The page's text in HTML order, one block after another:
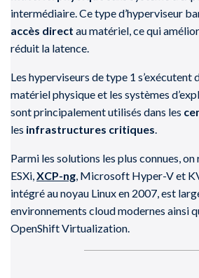
intermédiaire. Ce type d’hyperviseur
accès direct au matériel, ce qui
réduit la latence.
Les hyperviseurs de type 1
matériel physique et les systèmes
sont principalement utilisés dans les
les infrastructures critiques.
Parmi les solutions les plus connues,
ESXi,XCP-ng, Microsoft Hyper-V et
intégré au noyau Linux en 2007, est
environnements cloud modernes ainsi
OpenShift Virtualization.